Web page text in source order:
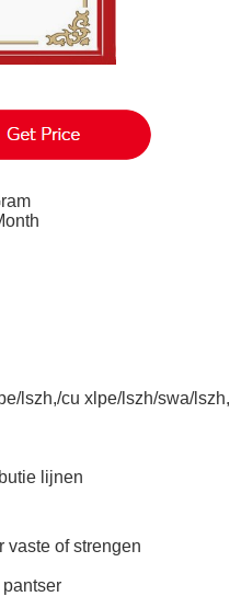
lszh,/cu xlpe/lszh/swa/lszh,
lijnen
vaste of strengen